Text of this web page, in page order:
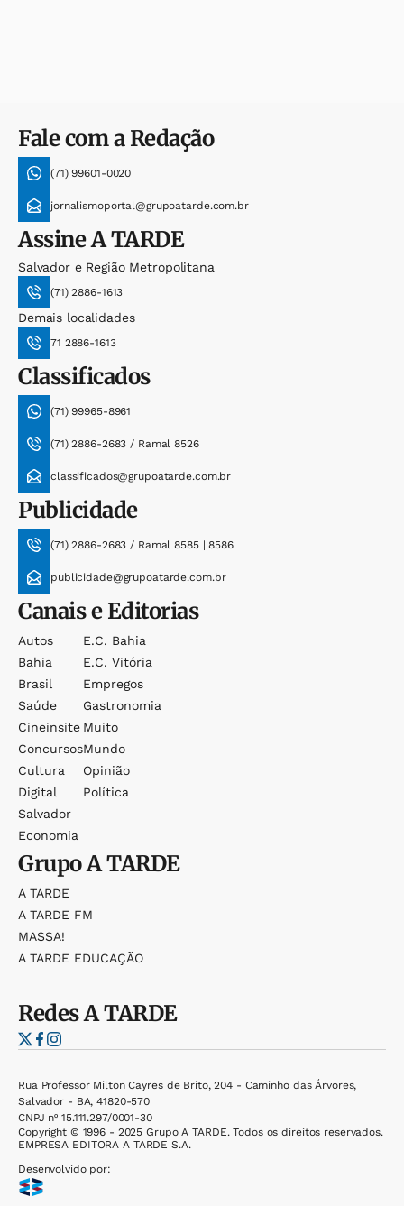
Fale com a Redação
(71) 99601-0020
jornalismoportal@grupoatarde.com.br
AssineA TARDE
Salvador e Região Metropolitana
(71) 2886-1613
Demais localidades
71 2886-1613
Classificados
(71) 99965-8961
(71) 2886-2683 / Ramal 8526
classificados@grupoatarde.com.br
Publicidade
(71) 2886-2683 / Ramal 8585 | 8586
publicidade@grupoatarde.com.br
Canais e Editorias
Autos
Bahia
Brasil
Saúde
Cineinsite
Concursos
Cultura
Digital
Salvador
Economia
E.c. Bahia
E.c. Vitória
Empregos
Gastronomia
Muito
Mundo
Opinião
Política
GrupoA TARDE
A TARDE
A TARDE FM
MASSA!
A TARDE EDUCAÇÃO
RedesA TARDE
Rua Professor Milton Cayres de Brito, 204 - Caminho das Árvores,
Salvador - BA, 41820-570
CNPJ nº 15.111.297/0001-30
Copyright © 1996 - 2025 Grupo A TARDE. Todos os direitos reservados.
EMPRESA EDITORA A TARDE S.A.
Desenvolvido por: